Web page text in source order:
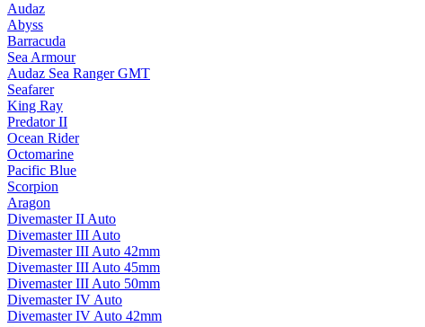
Audaz
Abyss
Barracuda
Sea Armour
Audaz Sea Ranger GMT
Seafarer
King Ray
Predator II
Ocean Rider
Octomarine
Pacific Blue
Scorpion
Aragon
Divemaster II Auto
Divemaster III Auto
Divemaster III Auto 42mm
Divemaster III Auto 45mm
Divemaster III Auto 50mm
Divemaster IV Auto
Divemaster IV Auto 42mm